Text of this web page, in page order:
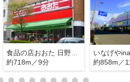
食品の店おおた 日野駅前店
約718m／9分
約858m／